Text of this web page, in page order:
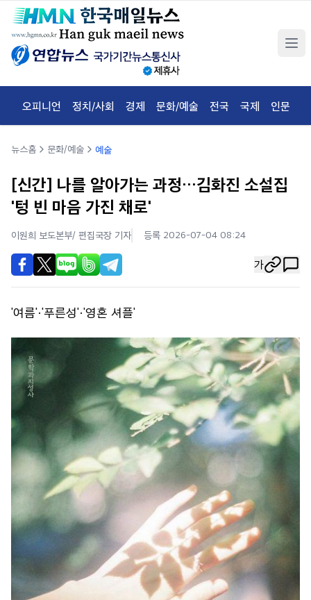
오피니언 정치/사회 경제 문화/예술 전국 국제 인문
뉴스홈 문화/예술 예술
[신간] 나를 알아가는 과정…김화진 소설집
'텅 빈 마음 가진 채로'
이원희 보도본부/ 편집국장 기자 등록 2026-07-04 08:24
가
'여름'·'푸른성'·'영혼 셔플'